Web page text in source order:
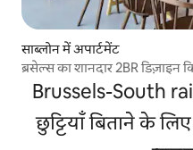
साब्लोन में अपार्टमेंट
ब्रसेल्स का शानदार 2BR डिज़ाइन
Brussels-South
छुट्टियाँ बिताने के